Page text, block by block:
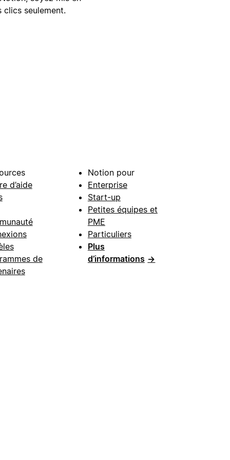
clics seulement.
d’aide
de
Notion pour
Enterprise
Start-up
Petites équipes et
PME
Particuliers
Plus
d’informations →